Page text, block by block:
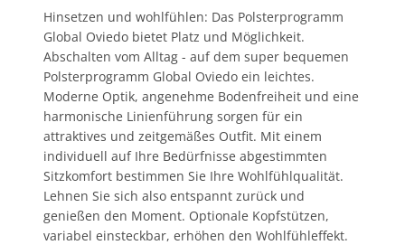
Hinsetzen und wohlfühlen: Das Polsterprogramm
Global Oviedo bietet Platz und Möglichkeit.
Abschalten vom Alltag - auf dem super bequemen
Polsterprogramm Global Oviedo ein leichtes.
Moderne Optik, angenehme Bodenfreiheit und eine
harmonische Linienführung sorgen für ein
attraktives und zeitgemäßes Outfit. Mit einem
individuell auf Ihre Bedürfnisse abgestimmten
Sitzkomfort bestimmen Sie Ihre Wohlfühlqualität.
Lehnen Sie sich also entspannt zurück und
genießen den Moment. Optionale Kopfstützen,
variabel einsteckbar, erhöhen den Wohlfühleffekt.